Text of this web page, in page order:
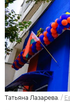
Татьяна Лазарева. /